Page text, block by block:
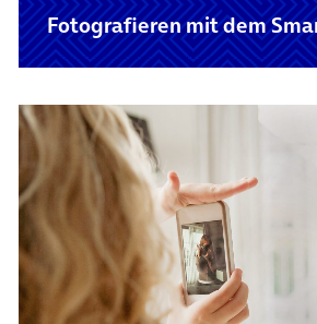
Fotografieren mit dem